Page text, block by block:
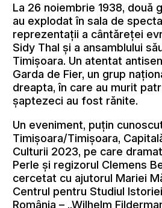
La 26 noiembrie 1938, două
au explodat în sala de
reprezentații a cântăreței
Sidy Thal și a ansamblului
Timișoara. Un atentat
Garda de Fier, un grup
dreapta, în care au murit
șaptezeci au fost rănite.
Un eveniment, puțin
Timișoara/Timișoara,
Culturii 2023, pe care
Perle și regizorul Clemens
cercetat cu ajutorul Mariei
Centrul pentru Studiul
România – „Wilhelm